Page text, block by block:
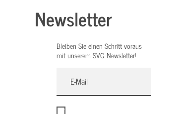
Newsletter
Bleiben Sie einen Schritt voraus
mit unserem SVG Newsletter!